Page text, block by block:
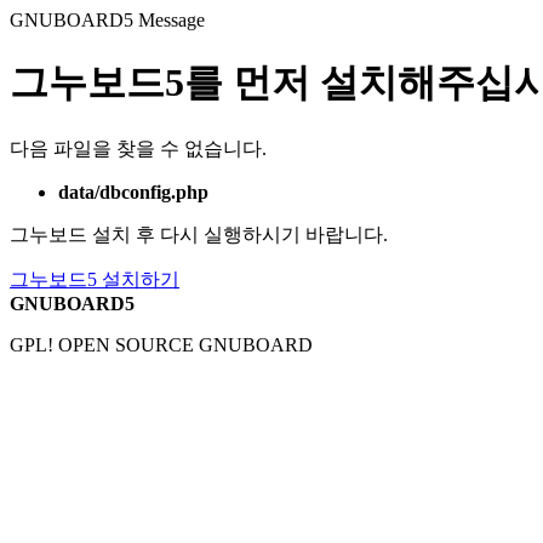
GNUBOARD5 Message
그누보드5를 먼저 설치해주십
다음 파일을 찾을 수 없습니다.
data/dbconfig.php
그누보드 설치 후 다시 실행하시기 바랍니다.
그누보드5 설치하기
GNUBOARD5
GPL! OPEN SOURCE GNUBOARD